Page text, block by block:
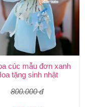
cúc mẫu đơn xanh
tặng sinh nhật
800.000 đ